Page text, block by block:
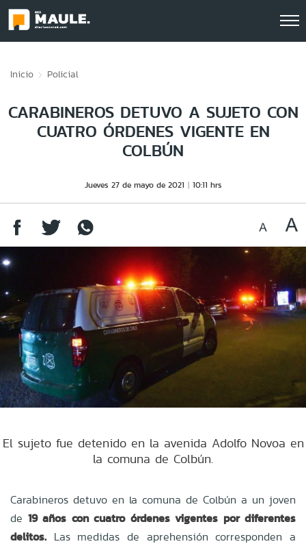
Inicio Policial
CARABINEROS DETUVO A SUJETO CON
CUATRO ÓRDENES VIGENTE EN
COLBÚN
Jueves 27 de mayo de 2021 10:11 hrs
El sujeto fue detenido en la avenida Adolfo Novoa en
la comuna de Colbún.
Carabineros detuvo en la comuna de Colbún a un joven
de 19 años con cuatro órdenes vigentes por diferentes
delitos. Las medidas de aprehensión corresponden a